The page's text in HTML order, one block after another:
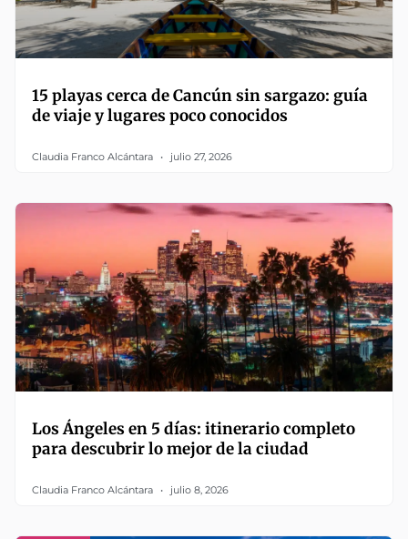
15 playas cerca de Cancún sin sargazo: guía
de viaje y lugares poco conocidos
Claudia Franco Alcántara julio 27, 2026
Los Ángeles en 5 días: itinerario completo
para descubrir lo mejor de la ciudad
Claudia Franco Alcántara julio 8, 2026